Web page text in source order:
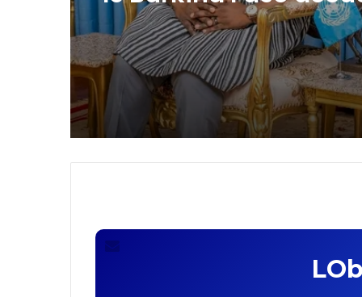
Coopération
le Burkina Faso
nouveau
résident du Système
Nations Unies et un
Représentant
FIDA
de la digitalisation
l’identité